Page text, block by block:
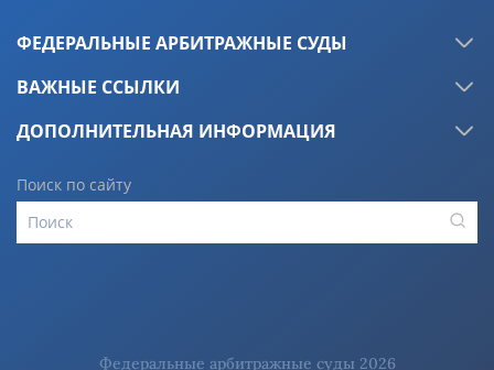
ФЕДЕРАЛЬНЫЕ АРБИТРАЖНЫЕ СУДЫ
ВАЖНЫЕ ССЫЛКИ
ДОПОЛНИТЕЛЬНАЯ ИНФОРМАЦИЯ
Поиск по сайту
Федеральные арбитражные суды 2026